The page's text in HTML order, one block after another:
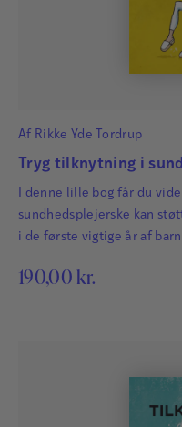
Af Rikke Yde Tordrup
Tryg tilknytning i
I denne lille bog får du
sundhedsplejerske kan
i de første vigtige år af
190,00 kr.